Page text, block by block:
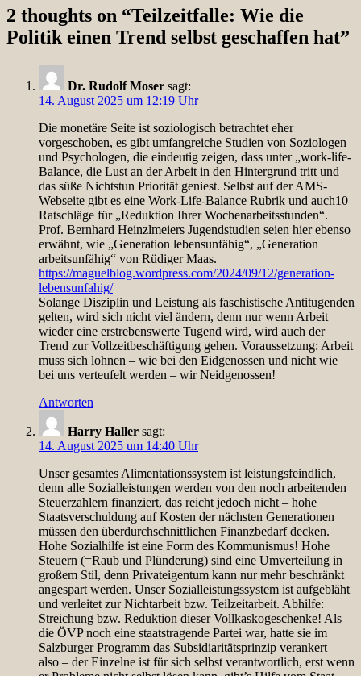
2 thoughts on “Teilzeitfalle: Wie die
Politik einen Trend selbst geschaffen hat”
Dr. Rudolf Moser sagt:
14. August 2025 um 12:19 Uhr
Die monetäre Seite ist soziologisch betrachtet eher
vorgeschoben, es gibt umfangreiche Studien von Soziologen
und Psychologen, die eindeutig zeigen, dass unter „work-life-
Balance, die Lust an der Arbeit in den Hintergrund tritt und
das süße Nichtstun Priorität geniest. Selbst auf der AMS-
Webseite gibt es eine Work-Life-Balance Rubrik und auch10
Ratschläge für „Reduktion Ihrer Wochenarbeitsstunden“.
Prof. Bernhard Heinzlmeiers Jugendstudien seien hier ebenso
erwähnt, wie „Generation lebensunfähig“, „Generation
arbeitsunfähig“ von Rüdiger Maas.
https://maguelblog.wordpress.com/2024/09/12/generation-
lebensunfahig/
Solange Disziplin und Leistung als faschistische Antitugenden
gelten, wird sich nicht viel ändern, denn nur wenn Arbeit
wieder eine erstrebenswerte Tugend wird, wird auch der
Trend zur Vollzeitbeschäftigung gehen. Voraussetzung: Arbeit
muss sich lohnen – wie bei den Eidgenossen und nicht wie
bei uns verteufelt werden – wir Neidgenossen!
Antworten
Harry Haller sagt:
14. August 2025 um 14:40 Uhr
Unser gesamtes Alimentationssystem ist leistungsfeindlich,
denn alle Sozialleistungen werden von den noch arbeitenden
Steuerzahlern finanziert, das reicht jedoch nicht – hohe
Staatsverschuldung auf Kosten der nächsten Generationen
müssen den überdurchschnittlichen Finanzbedarf decken.
Hohe Sozialhilfe ist eine Form des Kommunismus! Hohe
Steuern (=Raub und Plünderung) sind eine Umverteilung in
großem Stil, denn Privateigentum kann nur mehr beschränkt
angespart werden. Unser Sozialleistungssystem ist aufgebläht
und verleitet zur Nichtarbeit bzw. Teilzeitarbeit. Abhilfe:
Streichung bzw. Reduktion dieser Vollkaskogeschenke! Als
die ÖVP noch eine staatstragende Partei war, hatte sie im
Salzburger Programm das Subsidiaritätsprinzip verankert –
also – der Einzelne ist für sich selbst verantwortlich, erst wenn